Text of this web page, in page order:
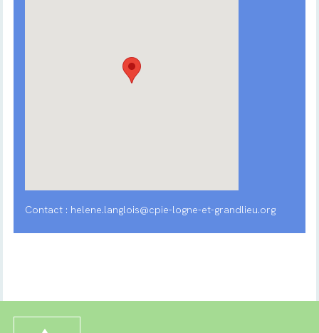
Contact : helene.langlois@cpie-logne-et-grandlieu.org